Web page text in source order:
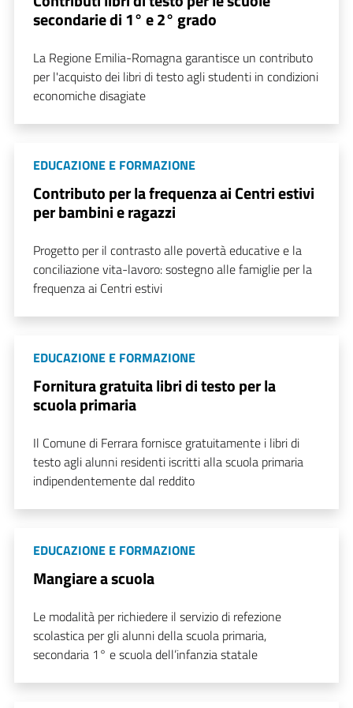
secondarie di 1° e 2° grado
La Regione Emilia-Romagna garantisce un contributo
per l'acquisto dei libri di testo agli studenti in condizioni
economiche disagiate
EDUCAZIONE E FORMAZIONE
Contributo per la frequenza ai Centri estivi
per bambini e ragazzi
Progetto per il contrasto alle povertà educative e la
conciliazione vita-lavoro: sostegno alle famiglie per la
frequenza ai Centri estivi
EDUCAZIONE E FORMAZIONE
Fornitura gratuita libri di testo per la
scuola primaria
Il Comune di Ferrara fornisce gratuitamente i libri di
testo agli alunni residenti iscritti alla scuola primaria
indipendentemente dal reddito
EDUCAZIONE E FORMAZIONE
Mangiare a scuola
Le modalità per richiedere il servizio di refezione
scolastica per gli alunni della scuola primaria,
secondaria 1° e scuola dell’infanzia statale